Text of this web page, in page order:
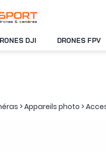
DJI DRONES FPV
>Appareils photo >